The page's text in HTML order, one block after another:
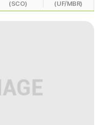
(SCO)
(UF/MBR)